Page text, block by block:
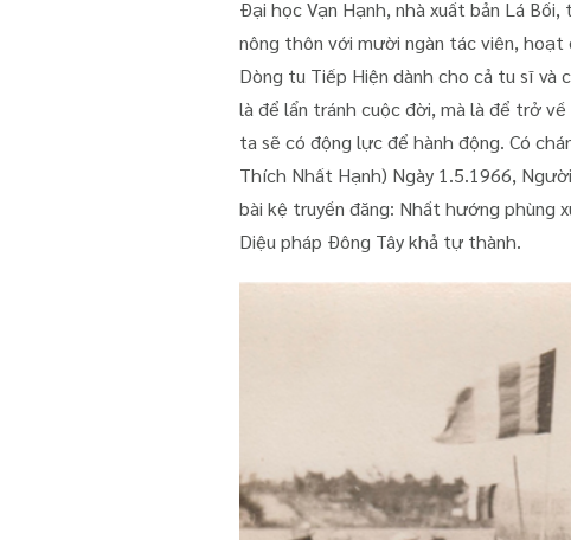
Đại học Vạn Hạnh, nhà xuất bản Lá
nông thôn với mười ngàn tác viên,
Dòng tu Tiếp Hiện dành cho cả tu sĩ
là để lẩn tránh cuộc đời, mà là để trở
ta sẽ có động lực để hành động. Có
Thích Nhất Hạnh) Ngày 1.5.1966,
bài kệ truyền đăng: Nhất hướng phùng
Diệu pháp Đông Tây khả tự thành.